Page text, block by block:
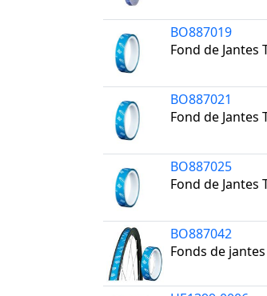
BO887019
Fond de Jantes
BO887021
Fond de Jantes
BO887025
Fond de Jantes
BO887042
Fonds de